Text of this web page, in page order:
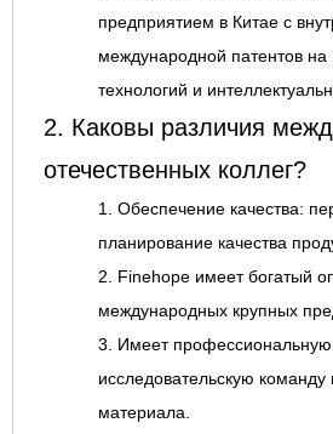
предприятием в Китае с
международной патентов на
технологий и
2. Каковы различия
отечественных коллег?
1. Обеспечение качества:
планирование качества
2. Finehope имеет богатый
международных крупных
3. Имеет профессиональную
исследовательскую команду
материала.